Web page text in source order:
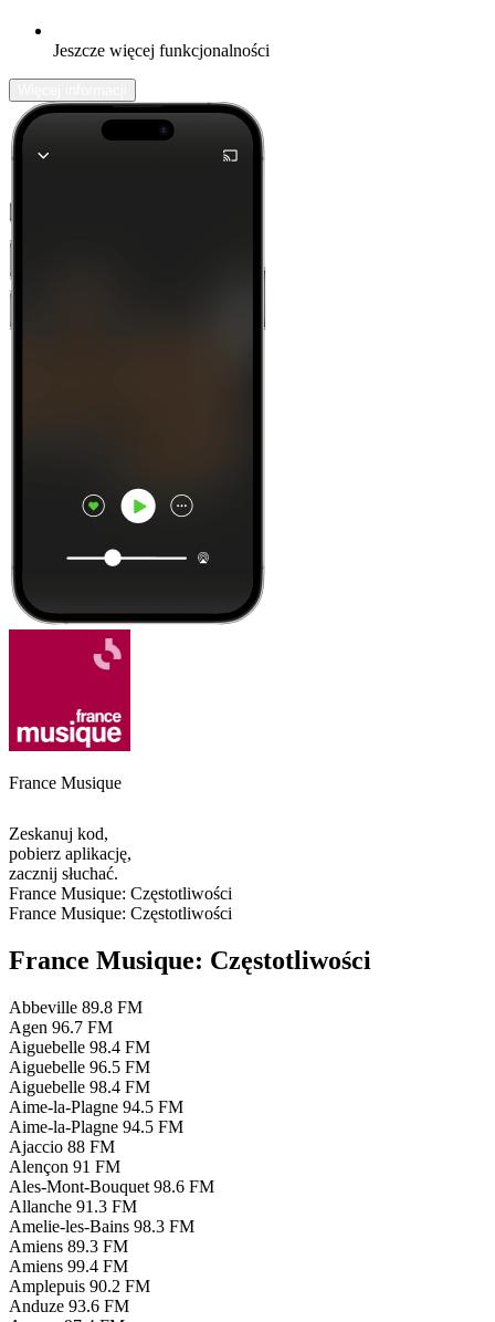
Jeszcze więcej funkcjonalności
France Musique
Zeskanuj kod,
pobierz aplikację,
zacznij słuchać.
France Musique: Częstotliwości
France Musique: Częstotliwości
France Musique: Częstotliwości
Abbeville 89.8 FM
Agen 96.7 FM
Aiguebelle 98.4 FM
Aiguebelle 96.5 FM
Aiguebelle 98.4 FM
Aime-la-Plagne 94.5 FM
Aime-la-Plagne 94.5 FM
Ajaccio 88 FM
Alençon 91 FM
Ales-Mont-Bouquet 98.6 FM
Allanche 91.3 FM
Amelie-les-Bains 98.3 FM
Amiens 89.3 FM
Amiens 99.4 FM
Amplepuis 90.2 FM
Anduze 93.6 FM